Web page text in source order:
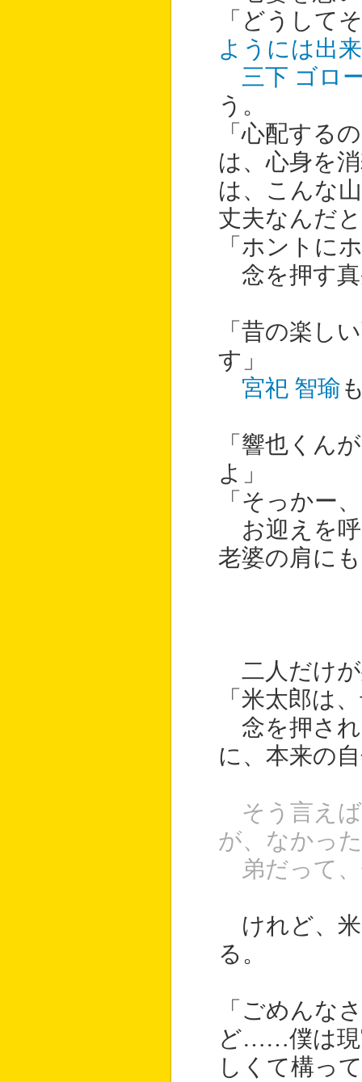
「どうし
ようには出
三下 ゴロ
う。
「心配する
は、心身を
は、こんな
丈夫なんだ
「ホントに
念を押す真
「昔の楽し
す」
宮祀 智瑜
「響也くん
よ」
「そっかー
お迎えを呼
老婆の肩に
二人だけが
「米太郎は
念を押され
に、本来の
そう言え
が、なかっ
弟だって
けれど、米
る。
「ごめんな
ど……僕は現
しくて構っ